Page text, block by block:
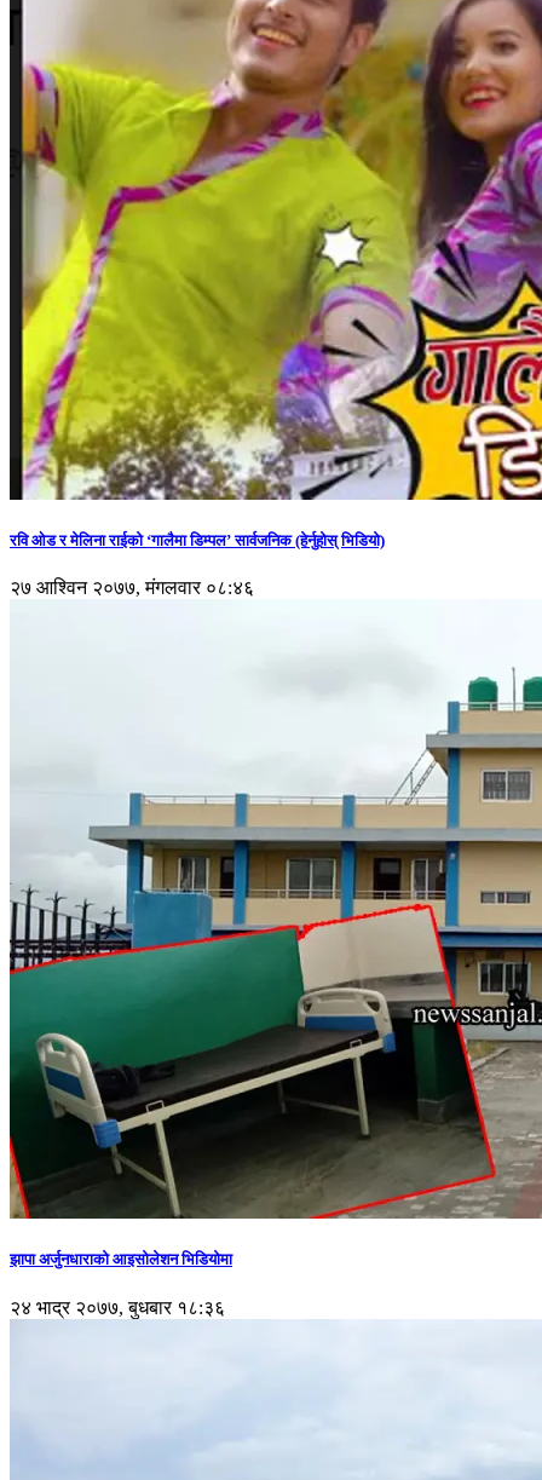
रवि ओड र मेलिना राईको ‘गालैमा डिम्पल’ सार्वजनिक (हेर्नुहोस् भिडियो)
२७ आश्विन २०७७, मंगलवार ०८:४६
झापा अर्जुनधाराको आइसोलेशन भिडियोमा
२४ भाद्र २०७७, बुधबार १८:३६